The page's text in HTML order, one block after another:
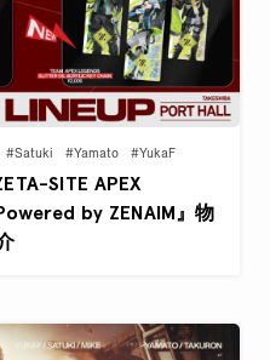
#Satuki #Yamato #YukaF
SITE APEX
by ZENAIM』物